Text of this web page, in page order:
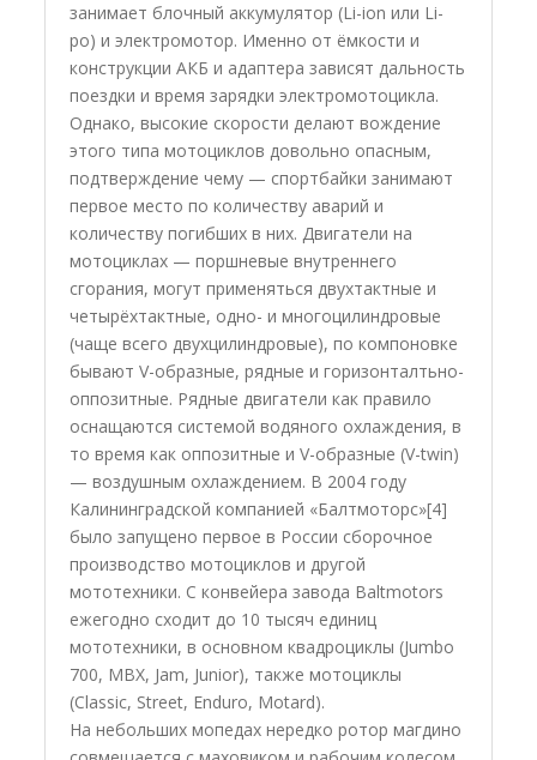
занимает блочный аккумулятор (Li-ion или Li-
po) и электромотор. Именно от ёмкости и
конструкции АКБ и адаптера зависят дальность
поездки и время зарядки электромотоцикла.
Однако, высокие скорости делают вождение
этого типа мотоциклов довольно опасным,
подтверждение чему — спортбайки занимают
первое место по количеству аварий и
количеству погибших в них. Двигатели на
мотоциклах — поршневые внутреннего
сгорания, могут применяться двухтактные и
четырёхтактные, одно- и многоцилиндровые
(чаще всего двухцилиндровые), по компоновке
бывают V-образные, рядные и горизонталтьно-
оппозитные. Рядные двигатели как правило
оснащаются системой водяного охлаждения, в
то время как оппозитные и V-образные (V-twin)
— воздушным охлаждением. В 2004 году
Калининградской компанией «Балтмоторс»[4]
было запущено первое в России сборочное
производство мотоциклов и другой
мототехники. С конвейера завода Baltmotors
ежегодно сходит до 10 тысяч единиц
мототехники, в основном квадроциклы (Jumbo
700, MBX, Jam, Junior), также мотоциклы
(Classic, Street, Enduro, Motard).
На небольших мопедах нередко ротор магдино